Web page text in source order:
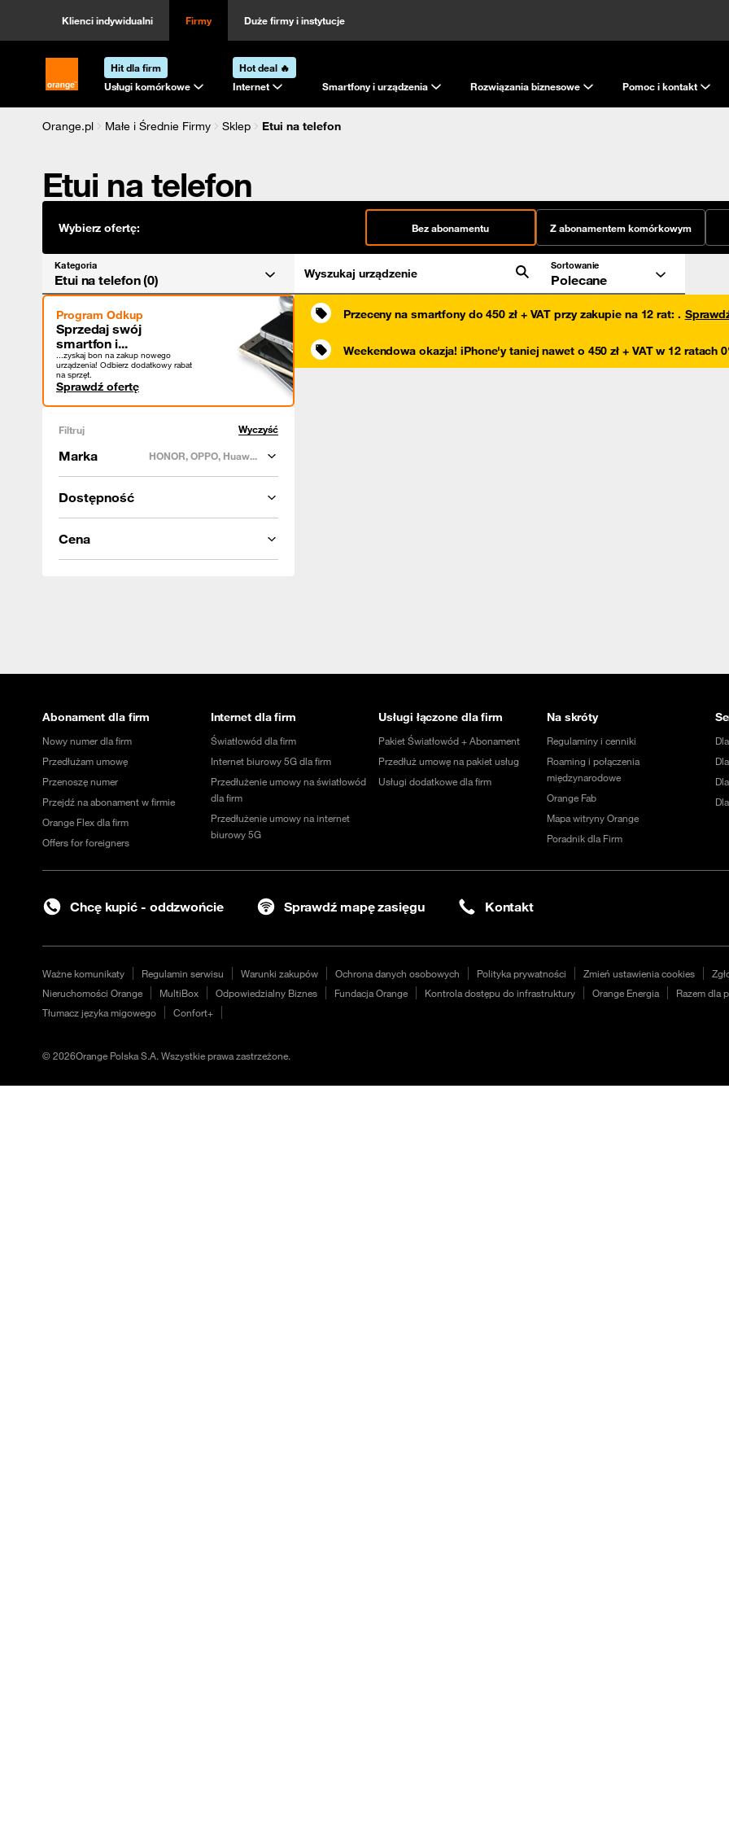
Klienci indywidualni Firmy Duże firmy i instytucje
Strona główna Orange.pl
Hit dla firm
Usługi komórkowe
Hot deal 🔥
Internet
Smartfony i urządzenia Rozwiązania biznesowe Pomoc i kontakt
Orange.pl Małe i Średnie Firmy Sklep
Etui na telefon
Etui na telefon
Wybierz ofertę: Bez abonamentu Z abonamentem komórkowym
Kategoria
Etui na telefon (0) Wyszukaj urządzenie
Sortowanie
Polecane
Program Odkup
Sprzedaj swój
smartfon i...
...zyskaj bon na zakup nowego
urządzenia! Odbierz dodatkowy rabat
na sprzęt.
Sprawdź ofertę
Filtruj Wyczyść
Marka HONOR, OPPO, Huaw...
Dostępność
Cena
Przeceny na smartfony do 450 zł + VAT przy zakupie na 12 rat: .
Weekendowa okazja! iPhone'y taniej nawet o 450 zł + VAT w 12 ratach
Abonament dla firm
Nowy numer dla firm
Przedłużam umowę
Przenoszę numer
Przejdź na abonament w firmie
Orange Flex dla firm
Offers for foreigners
Internet dla firm
Światłowód dla firm
Internet biurowy 5G dla firm
Przedłużenie umowy na światłowód
dla firm
Przedłużenie umowy na internet
biurowy 5G
Usługi łączone dla firm
Pakiet Światłowód + Abonament
Przedłuż umowę na pakiet usług
Usługi dodatkowe dla firm
Na skróty
Regulaminy i cenniki
Roaming i połączenia
międzynarodowe
Orange Fab
Mapa witryny Orange
Poradnik dla Firm
Chcę kupić - oddzwońcie Sprawdź mapę zasięgu Kontakt
Ważne komunikaty Regulamin serwisu Warunki zakupów Ochrona danych osobowych Polityka prywatności Zmień ustawienia cookies
Nieruchomości Orange
MultiBox Odpowiedzialny Biznes Fundacja Orange Kontrola dostępu do infrastruktury Orange Energia Razem dla
Tłumacz języka migowego
Confort+
©2026Orange Polska S.A. Wszystkie prawa zastrzeżone.